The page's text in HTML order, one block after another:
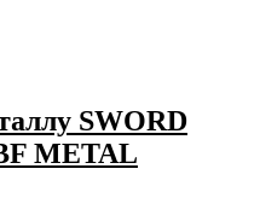
SWORD
METAL